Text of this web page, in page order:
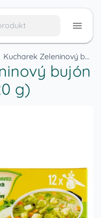
Kucharek Zeleninový bujón 12 x(120 g)
bujón
g)